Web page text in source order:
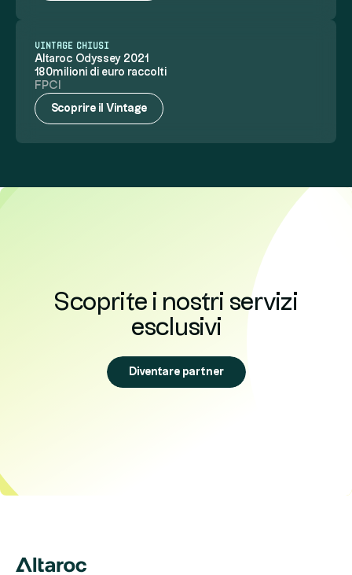
VINTAGE CHIUSI
Altaroc Odyssey 2021
180milioni di euro raccolti
FPCI
Scoprire il Vintage
Scoprite i nostri servizi
esclusivi
Diventare partner